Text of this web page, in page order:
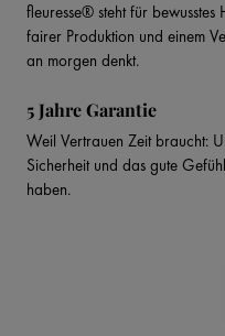
fleuresse® steht für
fairer Produktion und einem
an morgen denkt.
5 Jahre Garantie
Weil Vertrauen Zeit braucht:
Sicherheit und das gute
haben.